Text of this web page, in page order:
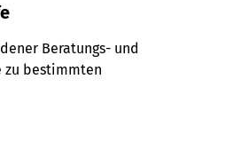
Beratungs- und
zu bestimmten